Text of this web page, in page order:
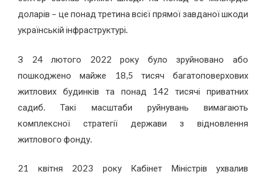
доларів – це понад третина всієї прямої завданої шкоди
українській інфраструктурі.
З 24 лютого 2022 року було зруйновано або
пошкоджено майже 18,5 тисяч багатоповерхових
житлових будинків та понад 142 тисячі приватних
садиб. Такі масштаби руйнувань вимагають
комплексної стратегії держави з відновлення
житлового фонду.
21 квітня 2023 року Кабінет Міністрів ухвалив